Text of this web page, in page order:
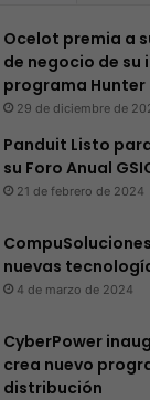
Ocelot premia a
de negocio de su
programa Hunter
29 de diciembre de
Panduit Listo
su Foro Anual
21 de febrero de 2024
nuevas
4 de marzo de 2024
CyberPower
crea nuevo
distribución